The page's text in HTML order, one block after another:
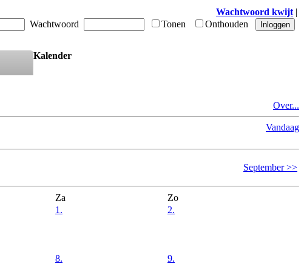
Wachtwoord kwijt |
Wachtwoord Tonen Onthouden
Kalender
Over...
Vandaag
September >>
Za
Zo
1.
2.
8. 9.